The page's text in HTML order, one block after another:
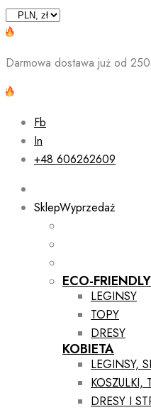
Skip
to
Darmowa dostawa już od 250
Fb
In
+48 606262609
SklepWyprzedaż
ECO-FRIENDLY
LEGINSY
TOPY
DRESY
KOBIETA
LEGINSY,
KOSZULKI,
DRESY I